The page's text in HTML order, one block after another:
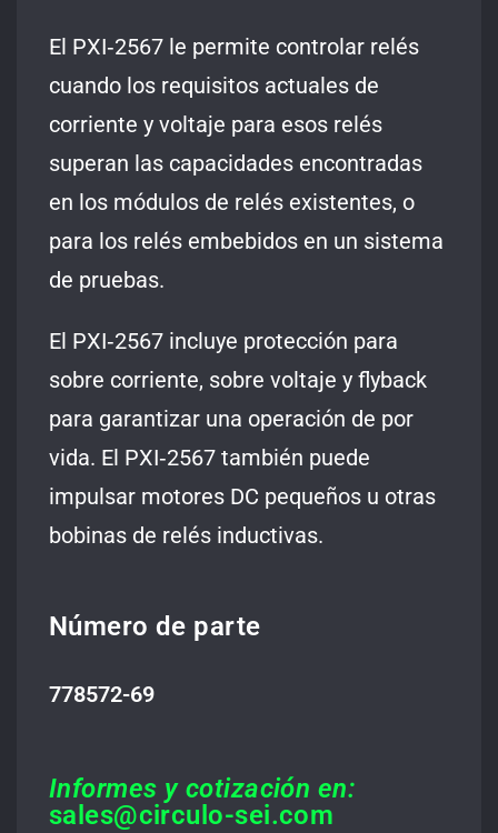
El PXI‑2567 le permite controlar relés
cuando los requisitos actuales de
corriente y voltaje para esos relés
superan las capacidades encontradas
en los módulos de relés existentes, o
para los relés embebidos en un sistema
de pruebas.
El PXI‑2567 incluye protección para
sobre corriente, sobre voltaje y flyback
para garantizar una operación de por
vida. El PXI‑2567 también puede
impulsar motores DC pequeños u otras
bobinas de relés inductivas.
Número de parte
778572-69
Informes y cotización en:
sales@circulo-sei.com